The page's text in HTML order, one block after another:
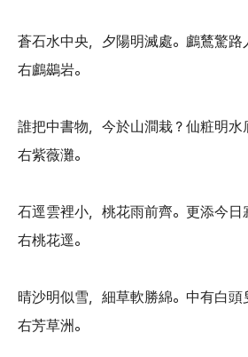
蒼石水中央，夕陽明滅處。鸕鶿驚路
右鸕鷀岩。
誰把中書物，今於山澗栽？仙粧明水
右紫薇灘。
石逕雲裡小，桃花雨前齊。更添今日
右桃花逕。
晴沙明似雪，細草軟勝綿。中有白頭
右芳草洲。